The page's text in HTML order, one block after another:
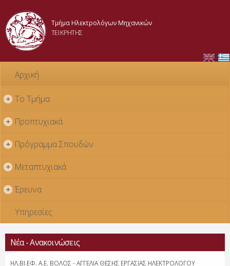
κυρίως
Τμήμα Ηλεκτρολόγων Μηχανικών
ΤΕΙ ΚΡΗΤΗΣ
Αρχική
+ Το Τμήμα
+ Προπτυχιακά
+ Πρόγραμμα Σπουδών
+ Μεταπτυχιακά
+ Έρευνα
Υπηρεσίες
Νέα - Ανακοινώσεις
ΗΛ.ΒΙ.ΕΦ. Α.Ε. ΒΟΛΟΣ - ΑΓΓΕΛΙΑ ΘΕΣΗΣ ΕΡΓΑΣΙΑΣ ΗΛΕΚΤΡΟΛΟΓΟΥ